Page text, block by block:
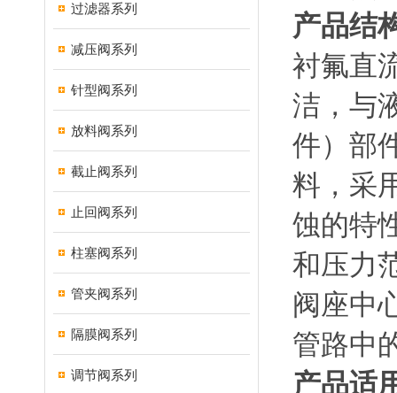
过滤器系列
减压阀系列
针型阀系列
放料阀系列
截止阀系列
止回阀系列
柱塞阀系列
管夹阀系列
隔膜阀系列
调节阀系列
产品结
衬氟直
洁，与
件）部
料，采
蚀的特
和压力
阀座中
管路中
产品适